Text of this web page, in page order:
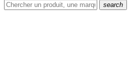
search